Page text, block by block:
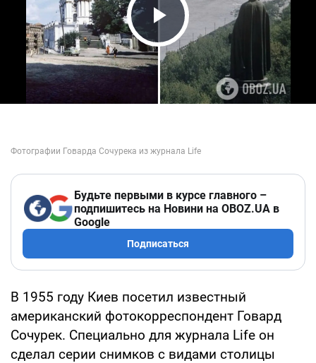
Play Video
Будьте первыми в курсе главного –
подпишитесь на Новини на OBOZ.UA в
Google
Подписаться
В 1955 году Киев посетил известный
американский фотокорреспондент Говард
Сочурек. Специально для журнала Life он
сделал серии снимков с видами столицы